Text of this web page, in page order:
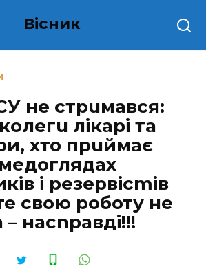
Вісник
не стрuмався:
лікарі та
хто прuймає
і резервісmiв
свою роботу не
насnравді!!!